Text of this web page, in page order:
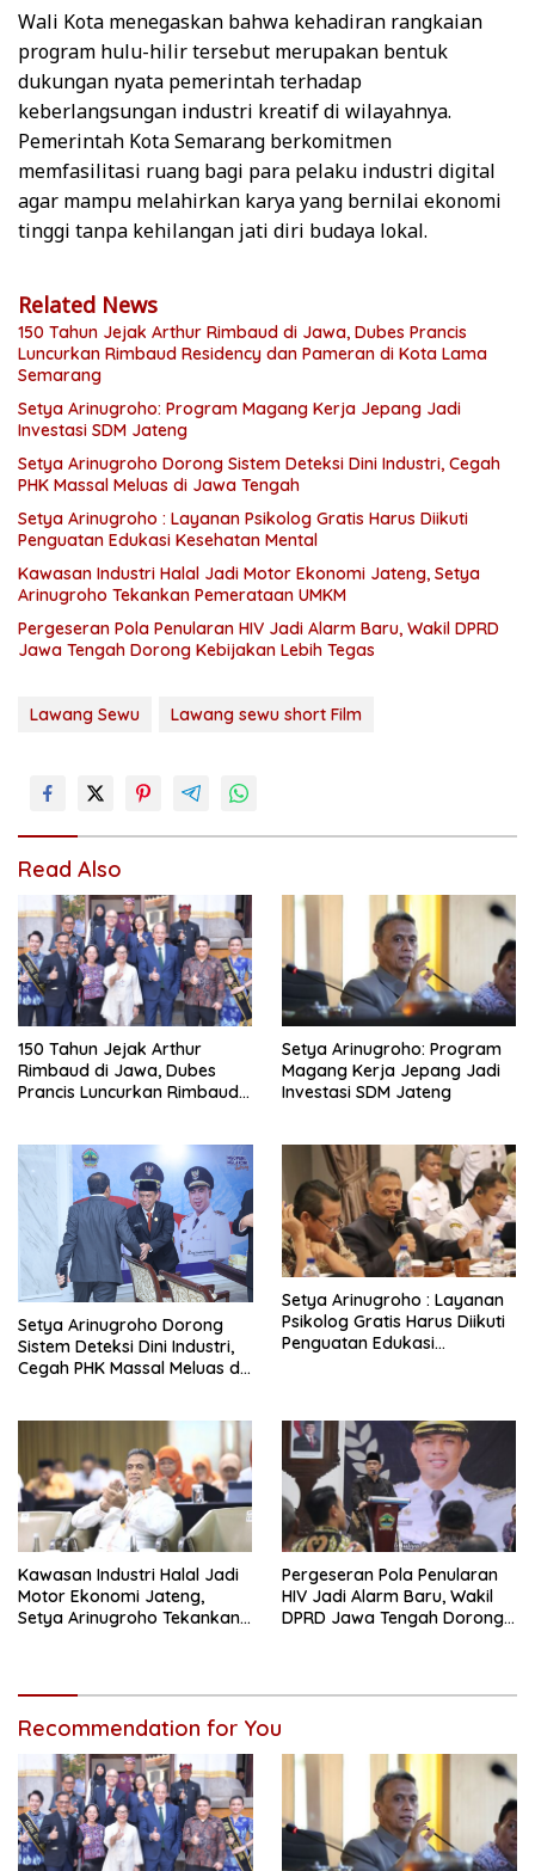
Wali Kota menegaskan bahwa kehadiran rangkaian
program hulu-hilir tersebut merupakan bentuk
dukungan nyata pemerintah terhadap
keberlangsungan industri kreatif di wilayahnya.
Pemerintah Kota Semarang berkomitmen
memfasilitasi ruang bagi para pelaku industri digital
agar mampu melahirkan karya yang bernilai ekonomi
tinggi tanpa kehilangan jati diri budaya lokal.
Related News
150 Tahun Jejak Arthur Rimbaud di Jawa, Dubes Prancis
Luncurkan Rimbaud Residency dan Pameran di Kota Lama
Semarang
Setya Arinugroho: Program Magang Kerja Jepang Jadi
Investasi SDM Jateng
Setya Arinugroho Dorong Sistem Deteksi Dini Industri, Cegah
PHK Massal Meluas di Jawa Tengah
Setya Arinugroho : Layanan Psikolog Gratis Harus Diikuti
Penguatan Edukasi Kesehatan Mental
Kawasan Industri Halal Jadi Motor Ekonomi Jateng, Setya
Arinugroho Tekankan Pemerataan UMKM
Pergeseran Pola Penularan HIV Jadi Alarm Baru, Wakil DPRD
Jawa Tengah Dorong Kebijakan Lebih Tegas
Lawang Sewu Lawang sewu short Film
Read Also
150 Tahun Jejak Arthur
Rimbaud di Jawa, Dubes
Prancis Luncurkan Rimbaud
Setya Arinugroho: Program
Magang Kerja Jepang Jadi
Investasi SDM Jateng
Setya Arinugroho Dorong
Sistem Deteksi Dini Industri,
Cegah PHK Massal Meluas di
Setya Arinugroho : Layanan
Psikolog Gratis Harus Diikuti
Penguatan Edukasi
Kawasan Industri Halal Jadi
Motor Ekonomi Jateng,
Setya Arinugroho Tekankan
Pergeseran Pola Penularan
HIV Jadi Alarm Baru, Wakil
DPRD Jawa Tengah Dorong
Recommendation for You